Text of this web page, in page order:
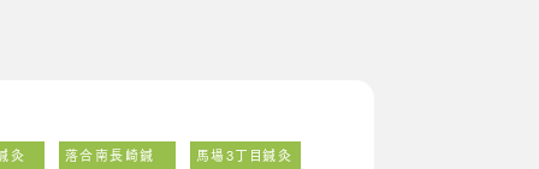
灸
落合南長崎鍼
馬場3丁目鍼灸